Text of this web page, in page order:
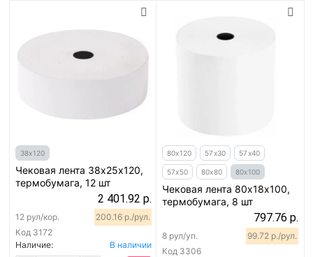
38х120
Чековая лента 38х25х120,
термобумага, 12 шт
2 401.92 р.
Код 3172
12 рул/кор. 200.16 р./рул.
Наличие: В наличии
80х120 57х30 57х40
57х50 80х80 80х100
Чековая лента 80х18х100,
термобумага, 8 шт
797.76 р.
Код 3306
8 рул/уп. 99.72 р./рул.